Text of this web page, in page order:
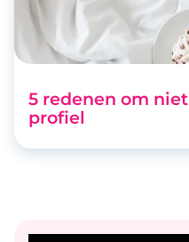
5 redenen om
profiel